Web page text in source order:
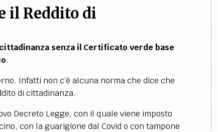
il Reddito di
senza il Certificato verde base
.
Infatti non c’è alcuna norma che dice che
di cittadinanza.
Decreto Legge, con il quale viene imposto
con la guarigione dal Covid o con tampone